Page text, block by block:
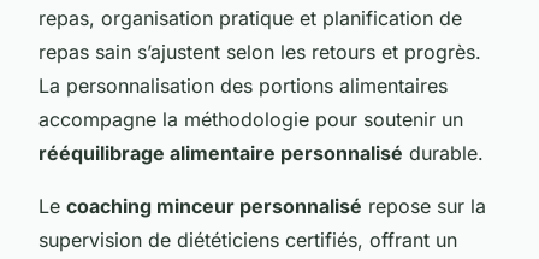
repas, organisation pratique et planification de
repas sain s’ajustent selon les retours et progrès.
La personnalisation des portions alimentaires
accompagne la méthodologie pour soutenir un
rééquilibrage alimentaire personnalisé durable.
Le coaching minceur personnalisé repose sur la
supervision de diététiciens certifiés, offrant un